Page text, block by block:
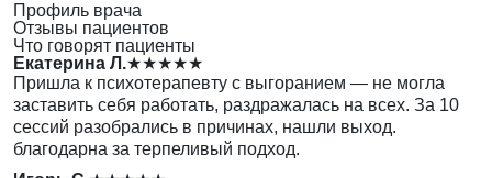
Профиль врача
Отзывы пациентов
Что говорят пациенты
Екатерина Л.★★★★★
Пришла к психотерапевту с выгоранием — не могла
заставить себя работать, раздражалась на всех. За 10
сессий разобрались в причинах, нашли выход.
благодарна за терпеливый подход.